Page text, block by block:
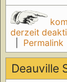
derzeit
Permalink
Deauville